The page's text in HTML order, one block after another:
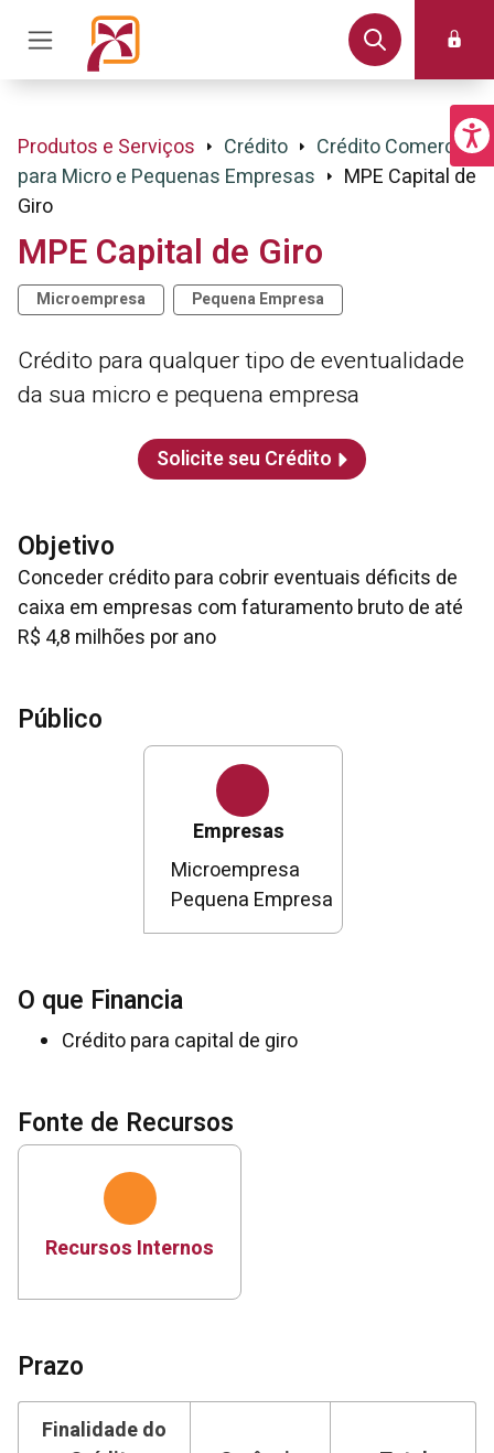
Produtos e Serviços Crédito
Crédito Comercial
para Micro e Pequenas Empresas
MPE Capital de
Giro
MPE Capital de Giro
Microempresa Pequena Empresa
Crédito para qualquer tipo de eventualidade
da sua micro e pequena empresa
Solicite seu Crédito
Objetivo
Conceder crédito para cobrir eventuais déficits de
caixa em empresas com faturamento bruto de até
R$ 4,8 milhões por ano
Público
Empresas
Microempresa
Pequena Empresa
O que Financia
Crédito para capital de giro
Fonte de Recursos
Recursos Internos
Prazo
Finalidade do